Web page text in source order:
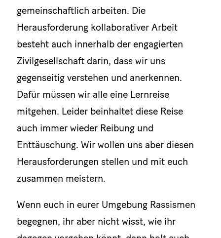
gemeinschaftlich arbeiten. Die
Herausforderung kollaborativer Arbeit
besteht auch innerhalb der engagierten
Zivilgesellschaft darin, dass wir uns
gegenseitig verstehen und anerkennen.
Dafür müssen wir alle eine Lernreise
mitgehen. Leider beinhaltet diese Reise
auch immer wieder Reibung und
Enttäuschung. Wir wollen uns aber diesen
Herausforderungen stellen und mit euch
zusammen meistern.
Wenn euch in eurer Umgebung Rassismen
begegnen, ihr aber nicht wisst, wie ihr